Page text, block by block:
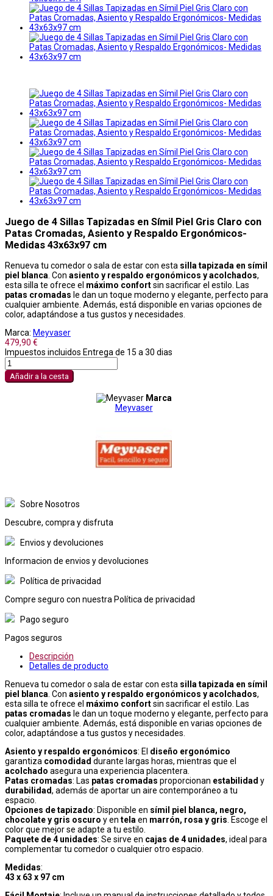
Juego de 4 Sillas Tapizadas en Símil Piel Gris Claro con
Patas Cromadas, Asiento y Respaldo Ergonómicos-
Medidas 43x63x97 cm
Renueva tu comedor o sala de estar con esta silla tapizada en símil
piel blanca . Con asiento y respaldo ergonómicos y acolchados,
esta silla te ofrece el máximo confortsin sacrificar el estilo. Las
patas cromadas le dan un toque moderno y elegante, perfecto para
cualquier ambiente. Además, está disponible en varias opciones de
color, adaptándose a tus gustos y necesidades.
Marca: Meyvaser
479,90 €
Impuestos incluidos Entrega de 15 a 30 dias
Añadir a la cesta
Marca
Meyvaser
Sobre Nosotros
Descubre, compra y disfruta
Envios y devoluciones
Informacion de envios y devoluciones
Política de privacidad
Compre seguro con nuestra Política de privacidad
Pago seguro
Pagos seguros
Descripción
Detalles de producto
Renueva tu comedor o sala de estar con esta silla tapizada en símil
piel blanca . Con asiento y respaldo ergonómicos y acolchados,
esta silla te ofrece el máximo confortsin sacrificar el estilo. Las
patas cromadas le dan un toque moderno y elegante, perfecto para
cualquier ambiente. Además, está disponible en varias opciones de
color, adaptándose a tus gustos y necesidades.
Asiento y respaldo ergonómicos: El diseño ergonómico
garantiza comodidad durante largas horas, mientras que el
acolchado asegura una experiencia placentera.
Patas cromadas: Las patas cromadas proporcionan estabilidad y
durabilidad, además de aportar un aire contemporáneo a tu
espacio.
Opciones de tapizado: Disponible en símil piel blanca, negro,
chocolate y gris oscuro y en tela en marrón, rosa y gris . Escoge el
color que mejor se adapte a tu estilo.
Paquete de 4 unidades: Se sirve en cajas de 4 unidades, ideal para
complementar tu comedor o cualquier otro espacio.
Medidas:
43 x 63 x 97 cm